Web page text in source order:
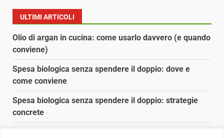
ULTIMI ARTICOLI
Olio di argan in cucina: come usarlo davvero (e quando
conviene)
Spesa biologica senza spendere il doppio: dove e
come conviene
Spesa biologica senza spendere il doppio: strategie
concrete